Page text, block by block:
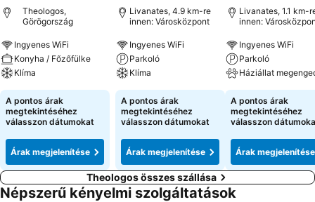
Theologos,
Görögország
Ingyenes WiFi
Konyha / Főzőfülke
Klíma
A pontos árak
megtekintéséhez
válasszon dátumokat
Árak megjelenítése
Livanates, 4.9 km-re
innen: Városközpont
Ingyenes WiFi
Parkoló
Klíma
A pontos árak
megtekintéséhez
válasszon dátumokat
Árak megjelenítése
Livanates, 1.1 km-
innen:
Ingyenes WiFi
Parkoló
Háziállat
A pontos árak
megtekintéséhez
válasszon
Árak megjelenítése
Theologos összes szállása
Népszerű kényelmi szolgáltatások